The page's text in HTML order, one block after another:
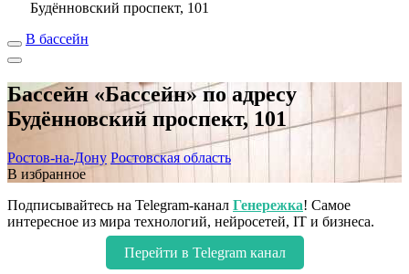
Будённовский проспект, 101
В бассейн
Бассейн «Бассейн» по адресу
Будённовский проспект, 101
Ростов-на-Дону Ростовская область
В избранное
Подписывайтесь на Telegram-канал Генережка! Самое
интересное из мира технологий, нейросетей, IT и бизнеса.
Перейти в Telegram канал